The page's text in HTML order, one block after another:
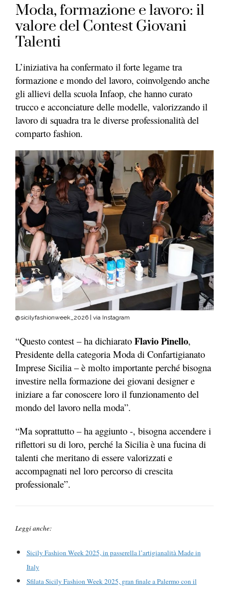
Moda, formazione e lavoro: il
valore del Contest Giovani
Talenti
L’iniziativa ha confermato il forte legame tra
formazione e mondo del lavoro, coinvolgendo anche
gli allievi della scuola Infaop, che hanno curato
trucco e acconciature delle modelle, valorizzando il
lavoro di squadra tra le diverse professionalità del
comparto fashion.
@sicilyfashionweek_2026 | via Instagram
“Questo contest – ha dichiarato Flavio Pinello,
Presidente della categoria Moda di Confartigianato
Imprese Sicilia – è molto importante perché bisogna
investire nella formazione dei giovani designer e
iniziare a far conoscere loro il funzionamento del
mondo del lavoro nella moda”.
“Ma soprattutto – ha aggiunto -, bisogna accendere i
riflettori su di loro, perché la Sicilia è una fucina di
talenti che meritano di essere valorizzati e
accompagnati nel loro percorso di crescita
professionale”.
Leggi anche:
Sicily Fashion Week 2025, in passerella l’artigianalità Made in
Italy
Sfilata Sicily Fashion Week 2025, gran finale a Palermo con il